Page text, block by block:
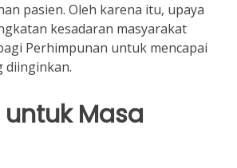
pasien. Oleh karena itu, upaya
kesadaran masyarakat
Perhimpunan untuk mencapai
diinginkan.
Masa